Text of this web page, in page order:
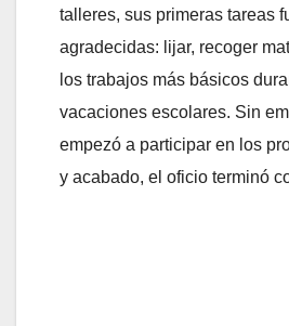
talleres, sus primeras tareas
agradecidas: lijar, recoger
los trabajos más básicos
vacaciones escolares. Sin
empezó a participar en los
y acabado, el oficio terminó